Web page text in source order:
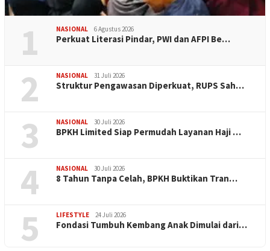
1 NASIONAL 6 Agustus 2026
Perkuat Literasi Pindar, PWI dan AFPI Be…
2 NASIONAL 31 Juli 2026
​Struktur Pengawasan Diperkuat, RUPS Sah…
3 NASIONAL 30 Juli 2026
BPKH Limited Siap Permudah Layanan Haji …
4 NASIONAL 30 Juli 2026
​8 Tahun Tanpa Celah, BPKH Buktikan Tran…
5 LIFESTYLE 24 Juli 2026
Fondasi Tumbuh Kembang Anak Dimulai dari…